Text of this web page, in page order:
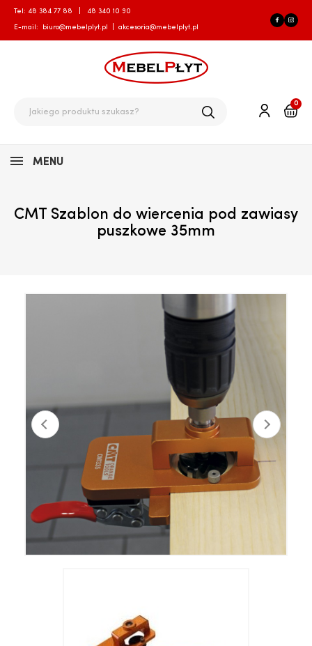
Tel: 48 384 77 88 48 340 10 90
E-mail: biuro@mebelplyt.pl akcesoria@mebelplyt.pl
0
MENU
CMT Szablon do wiercenia pod zawiasy
puszkowe 35mm